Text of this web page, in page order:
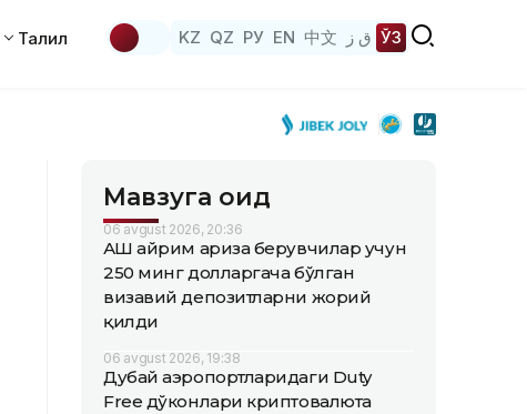
Таҳлил KZ QZ РУ EN 中文 ق ز ЎЗ
Мавзуга оид
06 avgust 2026, 20:36
АҚШ айрим ариза берувчилар учун
250 минг долларгача бўлган
визавий депозитларни жорий
қилди
06 avgust 2026, 19:38
Дубай аэропортларидаги Duty
Free дўконлари криптовалюта